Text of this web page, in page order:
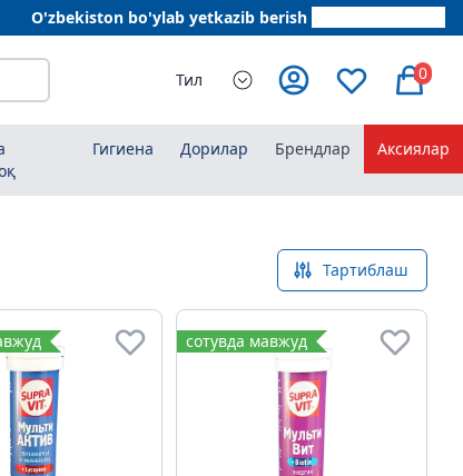
O'zbekiston bo'ylab yetkazib berish
Тил 0
Гигиена Дорилар Брендлар Аксиялар
Тартиблаш
сотувда мавжуд